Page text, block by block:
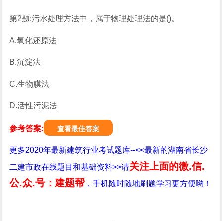
第2题:污水处理方法中，属于物理处理法的是()。
A.氧化还原法
B.沉淀法
C.生物膜法
D.活性污泥法
参考答案: 查看最佳答案
更多2020年最新建筑行业考试题库--<<最新的湖南省长沙
二建市政在线题目和基础资料>>请关注上面的微.信.
公.众.号：建题帮 ，手机随时随地刷题学习更方便哟！